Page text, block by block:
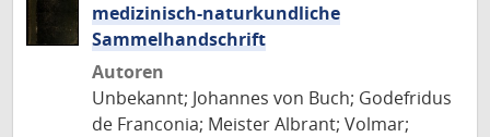
medizinisch-naturkundliche
Sammelhandschrift
Autoren
Unbekannt; Johannes von Buch; Godefridus
de Franconia; Meister Albrant; Volmar;